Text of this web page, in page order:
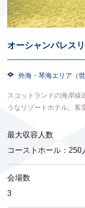
オーシャンパレス
外海・琴海エリア（
スコットランドの海岸線
うなリゾートホテル。客
最大収容人数
コーストホール：250
会場数
3